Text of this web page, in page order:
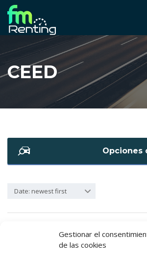
Gestionar el
de las cookies
CEED
Opciones
Date: newest first